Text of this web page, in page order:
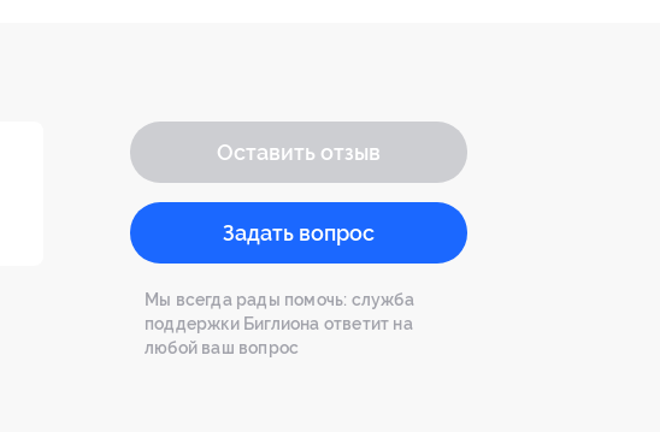
Оставить отзыв
Задать вопрос
Мы всегда рады помочь: служба
поддержки Биглиона ответит на
любой ваш вопрос